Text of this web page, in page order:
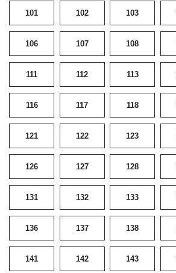
101 102 103
106 107 108
111 112 113
116 117 118
121 122 123
126 127 128
131 132 133
136 137 138
141 142 143